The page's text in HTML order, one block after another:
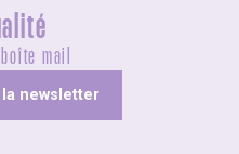
mail
newsletter